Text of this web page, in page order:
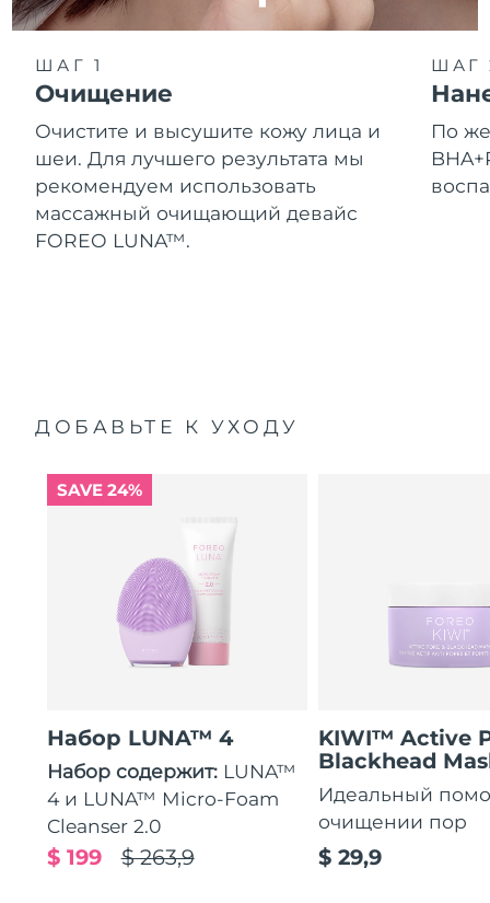
ШАГ 1
Очищение
Очистите и высушите кожу лица и
шеи. Для лучшего результата мы
рекомендуем использовать
массажный очищающий девайс
FOREO LUNA™.
ШАГ
По
ДОБАВЬТЕ К УХОДУ
SAVE 24%
Набор LUNA™ 4
Набор содержит: LUNA™
4 и LUNA™ Micro-Foam
Cleanser 2.0
$ 263,9
$ 199
KIWI™ Active
Blackhead
Идеальный
очищении пор
$ 29,9